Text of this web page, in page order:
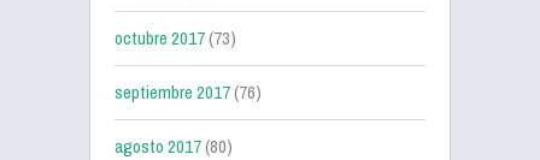
octubre 2017(73)
septiembre 2017(76)
agosto 2017(80)